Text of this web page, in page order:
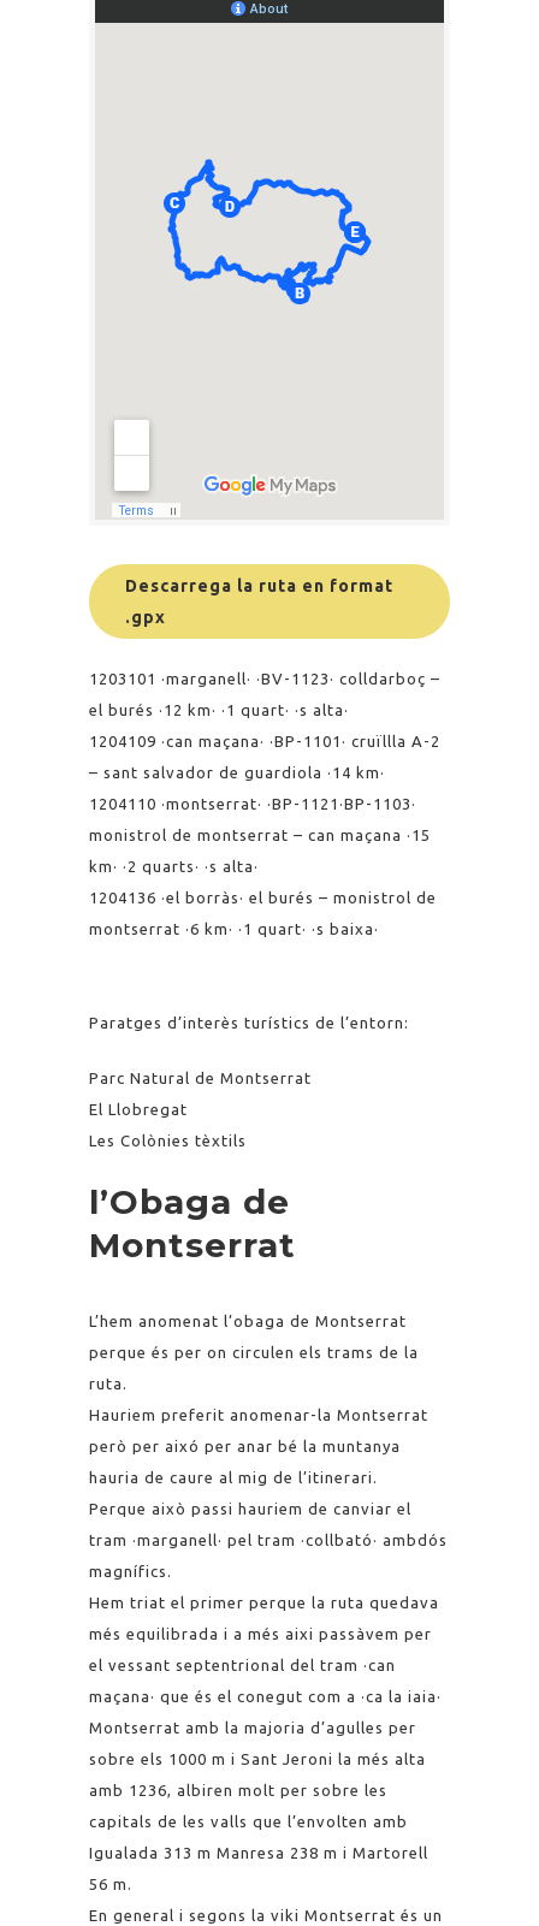
Descarrega la ruta en format
.gpx
1203101 ·marganell· ·BV-1123· colldarboç –
el burés ·12 km· ·1 quart· ·s alta·
1204109 ·can maçana· ·BP-1101· cruïllla A-2
– sant salvador de guardiola ·14 km·
1204110 ·montserrat· ·BP-1121·BP-1103·
monistrol de montserrat – can maçana ·15
km· ·2 quarts· ·s alta·
1204136 ·el borràs· el burés – monistrol de
montserrat ·6 km· ·1 quart· ·s baixa·
Paratges d’interès turístics de l’entorn:
Parc Natural de Montserrat
El Llobregat
Les Colònies tèxtils
l’Obaga de
Montserrat
L’hem anomenat l’obaga de Montserrat
perque és per on circulen els trams de la
ruta.
Hauriem preferit anomenar-la Montserrat
però per aixó per anar bé la muntanya
hauria de caure al mig de l’itinerari.
Perque això passi hauriem de canviar el
tram ·marganell· pel tram ·collbató· ambdós
magnífics.
Hem triat el primer perque la ruta quedava
més equilibrada i a més aixi passàvem per
el vessant septentrional del tram ·can
maçana· que és el conegut com a ·ca la iaia·
Montserrat amb la majoria d’agulles per
sobre els 1000 m i Sant Jeroni la més alta
amb 1236, albiren molt per sobre les
capitals de les valls que l’envolten amb
Igualada 313 m Manresa 238 m i Martorell
56 m.
En general i segons la viki Montserrat és un